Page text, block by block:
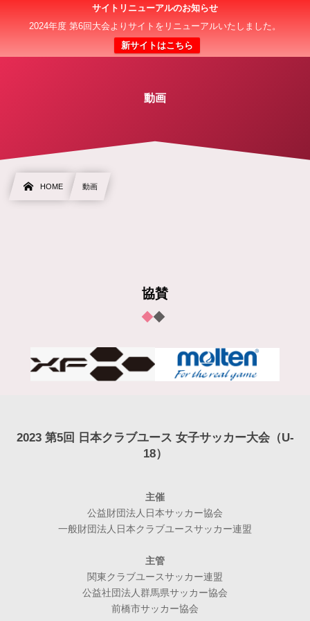
サイトリニューアルのお知らせ
2024年度 第6回大会よりサイトをリニューアルいたしました。
新サイトはこちら
日本クラブユース 女子サッカー大会(U-18)
動画
HOME 動画
協賛
2023 第5回 日本クラブユース 女子サッカー大会（U-
18）
主催
公益財団法人日本サッカー協会
一般財団法人日本クラブユースサッカー連盟
主管
関東クラブユースサッカー連盟
公益社団法人群馬県サッカー協会
前橋市サッカー協会